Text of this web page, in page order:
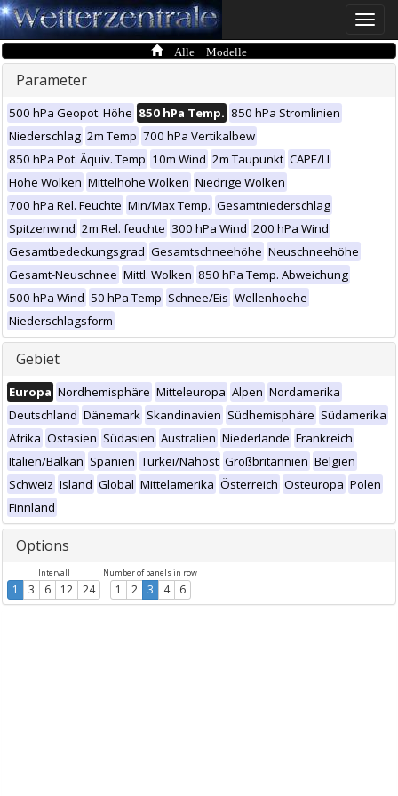
Toggle
Alle Modelle
Parameter
500 hPa Geopot. Höhe 850 hPa Temp. 850 hPa Stromlinien
Niederschlag 2m Temp 700 hPa Vertikalbew
850 hPa Pot. Äquiv. Temp 10m Wind 2m Taupunkt CAPE/LI
Hohe Wolken Mittelhohe Wolken Niedrige Wolken
700 hPa Rel. Feuchte Min/Max Temp. Gesamtniederschlag
Spitzenwind 2m Rel. feuchte 300 hPa Wind 200 hPa Wind
Gesamtbedeckungsgrad Gesamtschneehöhe Neuschneehöhe
Gesamt-Neuschnee Mittl. Wolken 850 hPa Temp. Abweichung
500 hPa Wind 50 hPa Temp Schnee/Eis Wellenhoehe
Niederschlagsform
Gebiet
Europa Nordhemisphäre Mitteleuropa Alpen Nordamerika
Deutschland Dänemark Skandinavien Südhemisphäre Südamerika
Afrika Ostasien Südasien Australien Niederlande Frankreich
Italien/Balkan Spanien Türkei/Nahost Großbritannien Belgien
Schweiz Island Global Mittelamerika Österreich Osteuropa Polen
Finnland
Options
Intervall
1 3 6 12 24
Number of panels in row
1 2 3 4 6